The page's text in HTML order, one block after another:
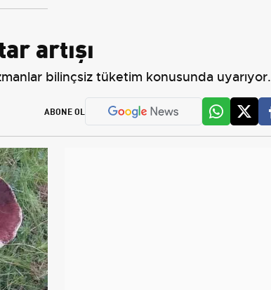
artışı
bilinçsiz tüketim konusunda uyarıyor.
ABONE OL